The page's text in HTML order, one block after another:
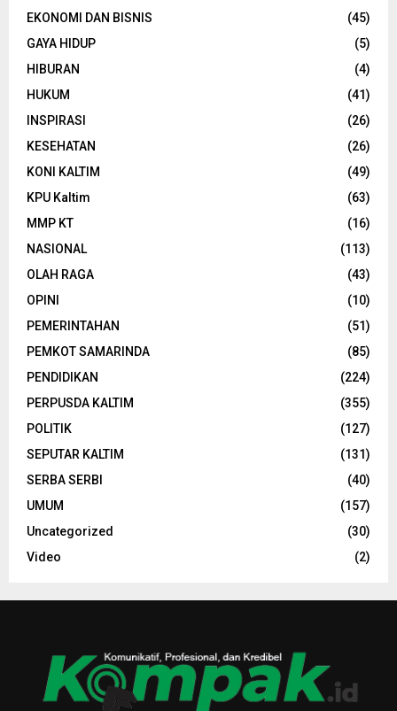
EKONOMI DAN BISNIS
(45)
GAYA HIDUP
(5)
HIBURAN
(4)
HUKUM
(41)
INSPIRASI
(26)
KESEHATAN
(26)
KONI KALTIM
(49)
KPU Kaltim
(63)
MMP KT
(16)
NASIONAL
(113)
OLAH RAGA
(43)
OPINI
(10)
PEMERINTAHAN
(51)
PEMKOT SAMARINDA
(85)
PENDIDIKAN
(224)
PERPUSDA KALTIM
(355)
POLITIK
(127)
SEPUTAR KALTIM
(131)
SERBA SERBI
(40)
UMUM
(157)
Uncategorized
(30)
Video
(2)